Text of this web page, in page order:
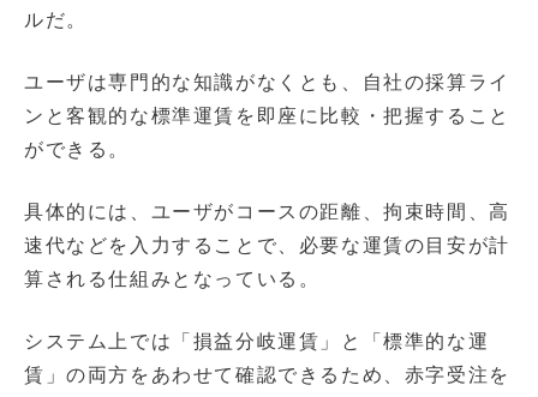
ルだ。
ユーザは専門的な知識がなくとも、自社の採算ライ
ンと客観的な標準運賃を即座に比較・把握すること
ができる。
具体的には、ユーザがコースの距離、拘束時間、高
速代などを入力することで、必要な運賃の目安が計
算される仕組みとなっている。
システム上では「損益分岐運賃」と「標準的な運
賃」の両方をあわせて確認できるため、赤字受注を